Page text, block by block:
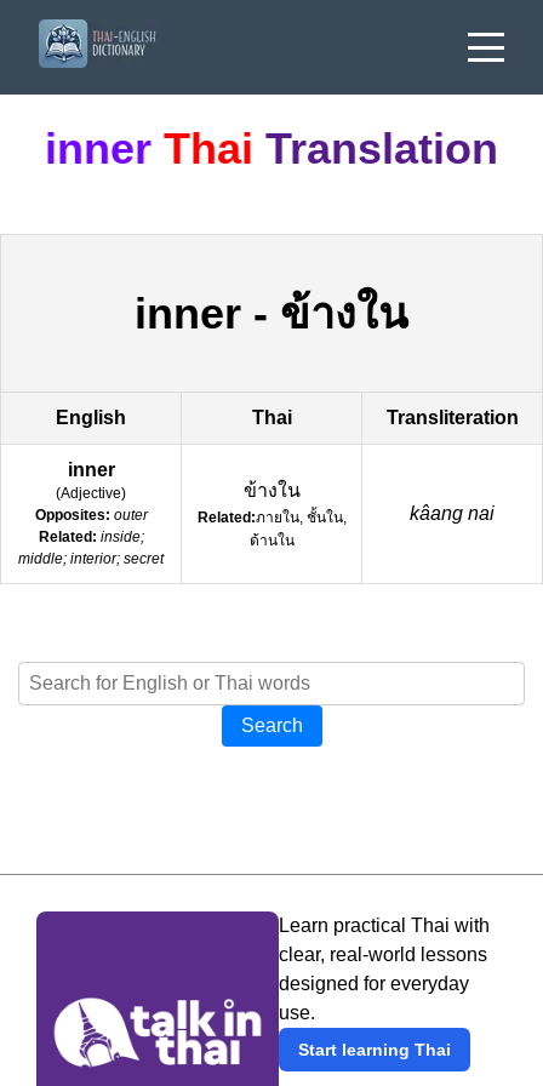
inner Thai Translation
inner - ข้างใน
English Thai Transliteration
inner
(Adjective)
Opposites: outer
Related: inside;
middle; interior; secret
ข้างใน
Related:ภายใน, ชั้นใน,
ด้านใน
kâang nai
Search
Learn practical Thai with
clear, real-world lessons
designed for everyday
use.
Start learning Thai